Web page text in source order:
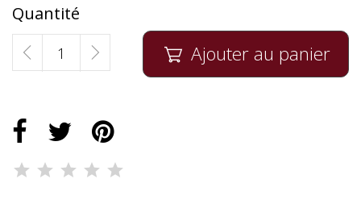
Quantité
 Ajouter au panier